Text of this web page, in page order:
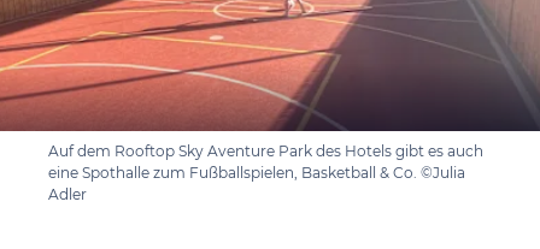
Auf dem Rooftop Sky Aventure Park des Hotels gibt es auch
eine Spothalle zum Fußballspielen, Basketball & Co. ©Julia
Adler